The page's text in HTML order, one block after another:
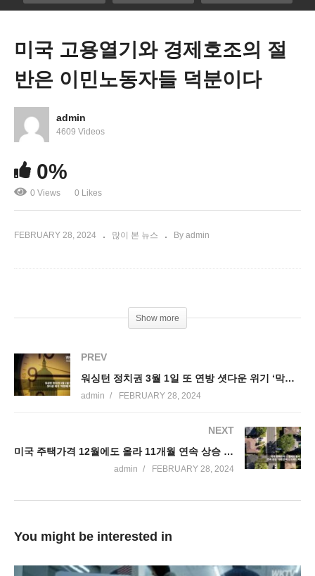
세요
미국 고용열기와 경제호조의 절
반은 이민노동자들 덕분이다
admin
4609 Videos
0%
0 Views 0 Likes
FEBRUARY 28, 2024 많이 본 뉴스 By admin
Show more
PREV
워싱턴 정치권 3월 1일 또 연방 셧다운 위기 ‘막판에 피할 듯’
admin FEBRUARY 28, 2024
NEXT
미국 주택가격 12월에도 올라 11개월 연속 상승 ‘주택 판매 감소에도 매물 부족’
admin FEBRUARY 28, 2024
You might be interested in